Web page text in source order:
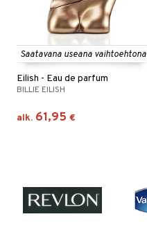
Saatavana useana vaihtoehtona
Eilish - Eau de parfum
BILLIE EILISH
alk. 61,95 €